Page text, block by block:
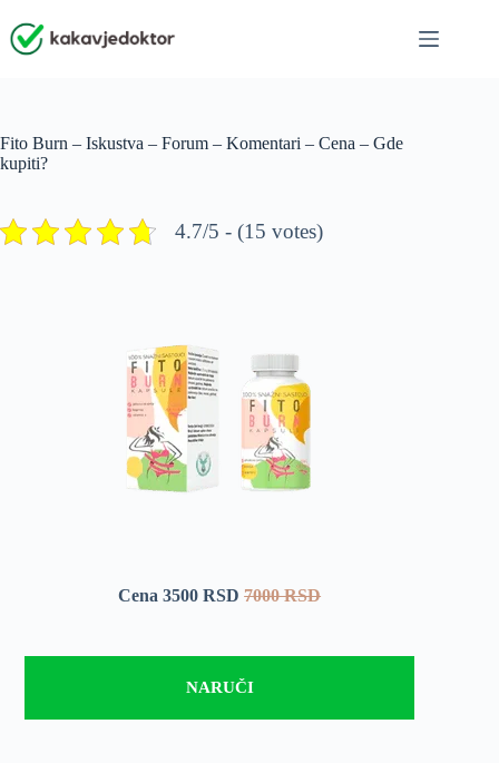
to
content
Fito Burn – Iskustva – Forum – Komentari – Cena – Gde
kupiti?
4.7/5 - (15 votes)
Cena 3500 RSD7000 RSD
NARUČI